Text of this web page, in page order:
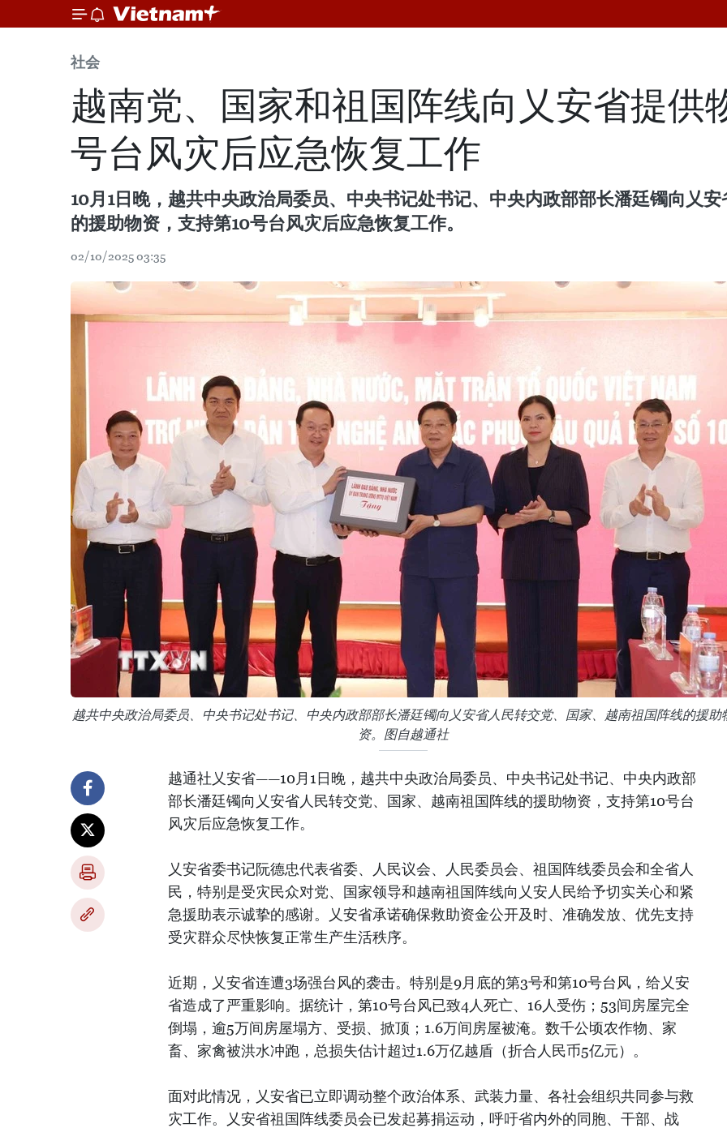
社会
越南党、国家和祖国阵线向乂安省提供
号台风灾后应急恢复工作
10月1日晚，越共中央政治局委员、中央书记处书记、中央内政部部长潘廷镯向乂
的援助物资，支持第10号台风灾后应急恢复工作。
02/10/2025 03:35
越共中央政治局委员、中央书记处书记、中央内政部部长潘廷镯向乂安省人民转交党、国家、越南祖国阵线的援助
资。图自越通社
越通社乂安省——10月1日晚，越共中央政治局委员、中央书记处书记、中央内政部
部长潘廷镯向乂安省人民转交党、国家、越南祖国阵线的援助物资，支持第10号台
风灾后应急恢复工作。
乂安省委书记阮德忠代表省委、人民议会、人民委员会、祖国阵线委员会和全省人
民，特别是受灾民众对党、国家领导和越南祖国阵线向乂安人民给予切实关心和紧
急援助表示诚挚的感谢。乂安省承诺确保救助资金公开及时、准确发放、优先支持
受灾群众尽快恢复正常生产生活秩序。
近期，乂安省连遭3场强台风的袭击。特别是9月底的第3号和第10号台风，给乂安
省造成了严重影响。据统计，第10号台风已致4人死亡、16人受伤；53间房屋完全
倒塌，逾5万间房屋塌方、受损、掀顶；1.6万间房屋被淹。数千公顷农作物、家
畜、家禽被洪水冲跑，总损失估计超过1.6万亿越盾（折合人民币5亿元）。
面对此情况，乂安省已立即调动整个政治体系、武装力量、各社会组织共同参与救
灾工作。乂安省祖国阵线委员会已发起募捐运动，呼吁省内外的同胞、干部、战